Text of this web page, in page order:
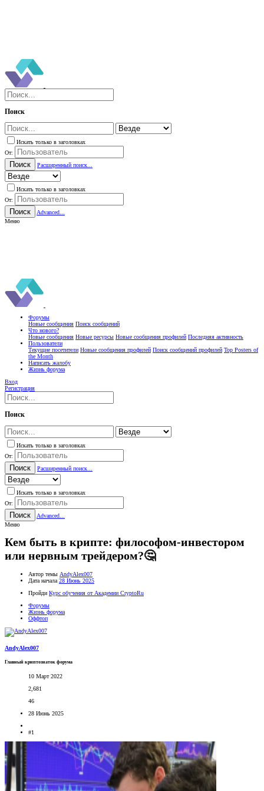
Поиск
Искать только в заголовках
От:
Поиск Расширенный поиск...
Искать только в заголовках
От:
Поиск
Advanced...
Меню
Форумы
Новые сообщения Поиск сообщений
Что нового?
Новые сообщения Новые ресурсы Новые сообщения профилей Последняя активность
Пользователи
Текущие посетители Новые сообщения профилей Поиск сообщений профилей Top Posters of
the Month
Написать жалобу
Жизнь форума
Вход
Регистрация
Поиск
Искать только в заголовках
От:
Поиск Расширенный поиск...
Искать только в заголовках
От:
Поиск
Advanced...
Меню
Кем быть в крипте: философом-инвестором
или нервным трейдером?🤔
Автор темы AndyAlex007
Дата начала 28 Июнь 2025
Пройди Курс обучения от Академии CryptoRu
Форумы
Жизнь форума
Оффтоп
AndyAlex007
Главный криптознаток форума
10 Март 2022
2,681
46
28 Июнь 2025
#1